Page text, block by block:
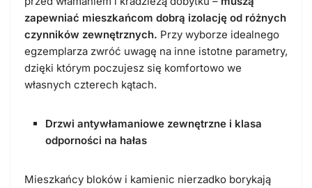
zapewniać mieszkańcom dobrą izolację od różnych
czynników zewnętrznych. Przy wyborze idealnego
egzemplarza zwróć uwagę na inne istotne parametry,
dzięki którym poczujesz się komfortowo we
własnych czterech kątach.
Drzwi antywłamaniowe zewnętrzne i klasa
odporności na hałas
Mieszkańcy bloków i kamienic nierzadko borykają